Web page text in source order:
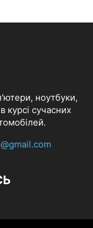
ноутбуки,
курсі сучасних